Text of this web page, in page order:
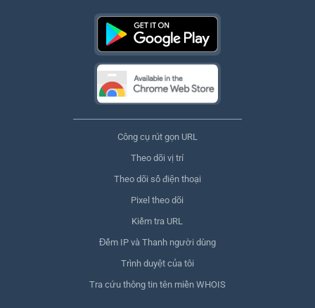
Công cụ rút gọn URL
Theo dõi vị trí
Theo dõi số điện thoại
Pixel theo dõi
Kiểm tra URL
Đếm IP và Thanh người dùng
Trình duyệt của tôi
Tra cứu thông tin tên miền WHOIS